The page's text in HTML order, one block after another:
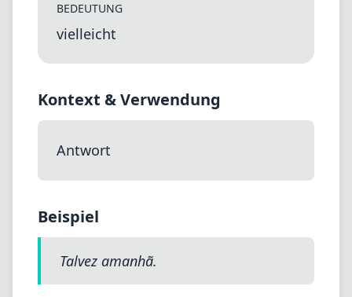
BEDEUTUNG
vielleicht
Kontext & Verwendung
Antwort
Beispiel
Talvez amanhã.